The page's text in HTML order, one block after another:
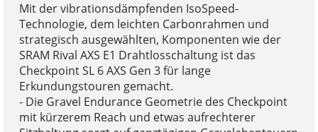
Mit der vibrationsdämpfenden IsoSpeed-
Technologie, dem leichten Carbonrahmen und
strategisch ausgewählten, Komponenten wie der
SRAM Rival AXS E1 Drahtlosschaltung ist das
Checkpoint SL 6 AXS Gen 3 für lange
Erkundungstouren gemacht.
- Die Gravel Endurance Geometrie des Checkpoint
mit kürzerem Reach und etwas aufrechterer